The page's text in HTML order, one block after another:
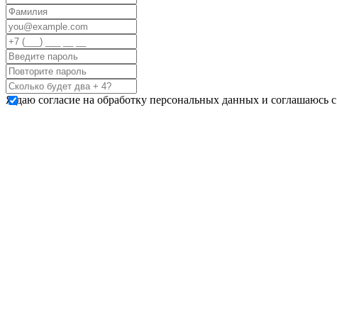
Я даю согласие на обработку персональных данных и соглашаюсь с